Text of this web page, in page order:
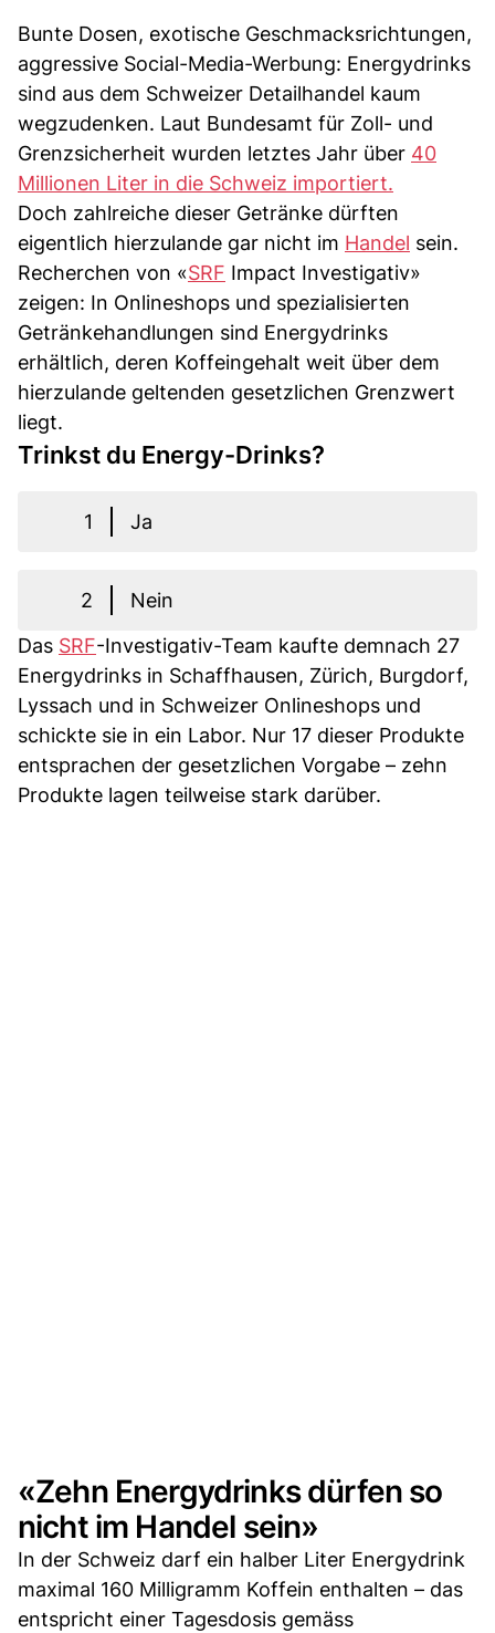
Bunte Dosen, exotische Geschmacksrichtungen,
aggressive Social-Media-Werbung: Energydrinks
sind aus dem Schweizer Detailhandel kaum
wegzudenken. Laut Bundesamt für Zoll- und
Grenzsicherheit wurden letztes Jahr über 40
Millionen Liter in die Schweiz importiert.
Doch zahlreiche dieser Getränke dürften
eigentlich hierzulande gar nicht im Handel sein.
Recherchen von «SRF Impact Investigativ»
zeigen: In Onlineshops und spezialisierten
Getränkehandlungen sind Energydrinks
erhältlich, deren Koffeingehalt weit über dem
hierzulande geltenden gesetzlichen Grenzwert
liegt.
Trinkst du Energy-Drinks?
1 Ja
2
Nein
Das SRF-Investigativ-Team kaufte demnach 27
Energydrinks in Schaffhausen, Zürich, Burgdorf,
Lyssach und in Schweizer Onlineshops und
schickte sie in ein Labor. Nur 17 dieser Produkte
entsprachen der gesetzlichen Vorgabe – zehn
Produkte lagen teilweise stark darüber.
«Zehn Energydrinks dürfen so
nicht im Handel sein»
In der Schweiz darf ein halber Liter Energydrink
maximal 160 Milligramm Koffein enthalten – das
entspricht einer Tagesdosis gemäss